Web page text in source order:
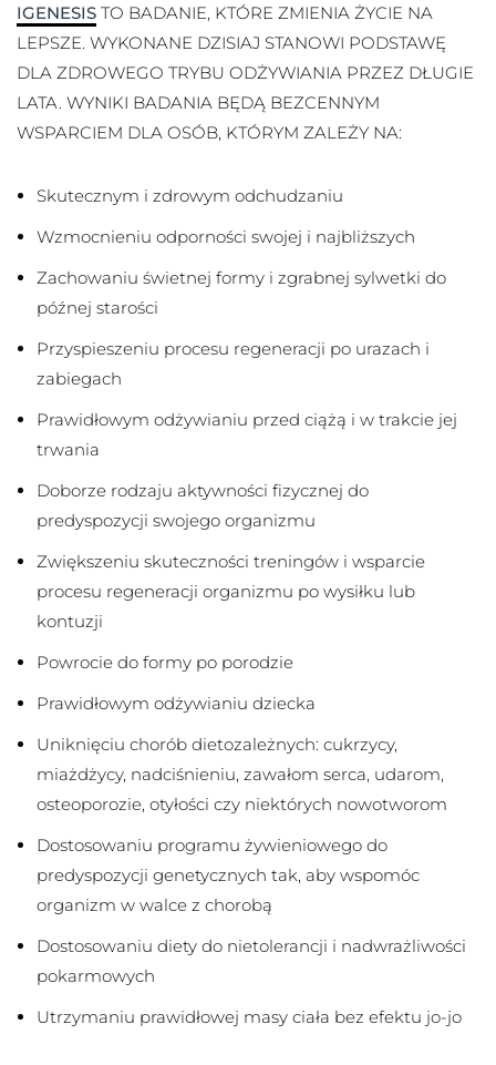
IGENESIS TO BADANIE, KTÓRE ZMIENIA ŻYCIE NA
LEPSZE. WYKONANE DZISIAJ STANOWI PODSTAWĘ
DLA ZDROWEGO TRYBU ODŻYWIANIA PRZEZ DŁUGIE
LATA. WYNIKI BADANIA BĘDĄ BEZCENNYM
WSPARCIEM DLA OSÓB, KTÓRYM ZALEŻY NA:
Skutecznym i zdrowym odchudzaniu
Wzmocnieniu odporności swojej i najbliższych
Zachowaniu świetnej formy i zgrabnej sylwetki do
późnej starości
Przyspieszeniu procesu regeneracji po urazach i
zabiegach
Prawidłowym odżywianiu przed ciążą i w trakcie jej
trwania
Doborze rodzaju aktywności fizycznej do
predyspozycji swojego organizmu
Zwiększeniu skuteczności treningów i wsparcie
procesu regeneracji organizmu po wysiłku lub
kontuzji
Powrocie do formy po porodzie
Prawidłowym odżywianiu dziecka
Uniknięciu chorób dietozależnych: cukrzycy,
miażdżycy, nadciśnieniu, zawałom serca, udarom,
osteoporozie, otyłości czy niektórych nowotworom
Dostosowaniu programu żywieniowego do
predyspozycji genetycznych tak, aby wspomóc
organizm w walce z chorobą
Dostosowaniu diety do nietolerancji i nadwrażliwości
pokarmowych
Utrzymaniu prawidłowej masy ciała bez efektu jo-jo